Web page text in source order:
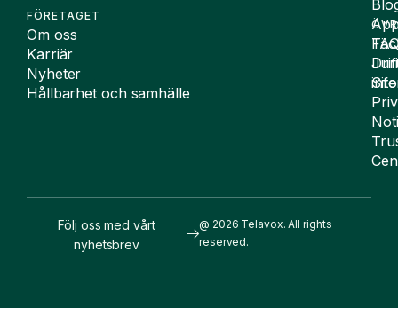
FÖRETAGET
Om oss
Karriär
Nyheter
Hållbarhet och samhälle
@ 2026 Telavox. All rights
reserved.
Följ oss med vårt
nyhetsbrev